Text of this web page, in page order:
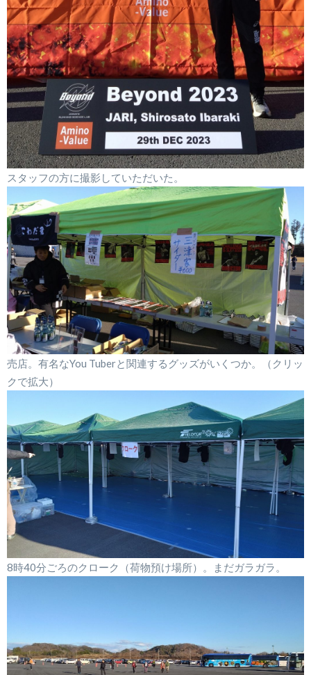
スタッフの方に撮影していただいた。
売店。有名なYou Tuberと関連するグッズがいくつか。（クリッ
クで拡大）
8時40分ごろのクローク（荷物預け場所）。まだガラガラ。